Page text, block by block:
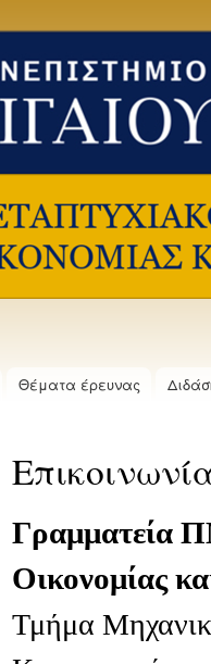
Θέματα έρευνας
Γραμματεία
Οικονομίας
Τμήμα